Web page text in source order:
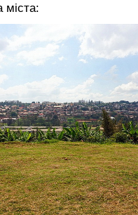
міста: